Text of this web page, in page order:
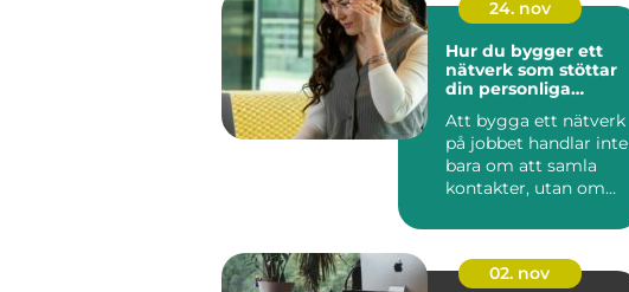
24. nov
Hur du bygger ett
nätverk som stöttar
din personliga
Att bygga ett nätverk
på jobbet handlar inte
bara om att samla
kontakter, utan om
02. nov